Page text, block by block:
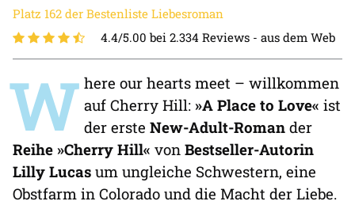
Platz 162 der Bestenliste Liebesroman
4.4/5.00 bei 2.334 Reviews - aus dem Web
W here our hearts meet – willkommen
auf Cherry Hill: »A Place to Love« ist
der erste New-Adult-Roman der
Reihe »Cherry Hill« von Bestseller-Autorin
Lilly Lucas um ungleiche Schwestern, eine
Obstfarm in Colorado und die Macht der Liebe.